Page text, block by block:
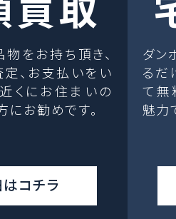
をお持ち頂き、
、お支払いをい
くにお住まいの
にお勧めです。
コチラ
ダン
るだ
て無
魅力